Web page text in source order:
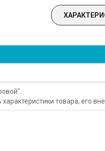
товара, его